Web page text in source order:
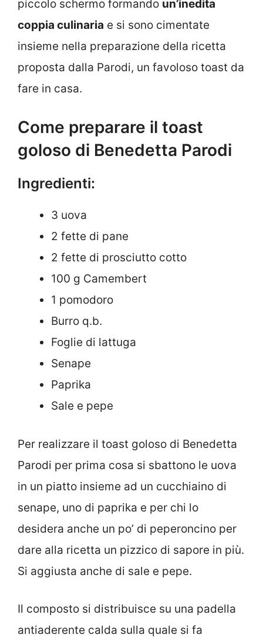
piccolo schermo formando un’inedita
coppia culinaria e si sono cimentate
insieme nella preparazione della ricetta
proposta dalla Parodi, un favoloso toast da
fare in casa.
Come preparare il toast
goloso di Benedetta Parodi
Ingredienti:
3 uova
2 fette di pane
2 fette di prosciutto cotto
100 g Camembert
1 pomodoro
Burro q.b.
Foglie di lattuga
Senape
Paprika
Sale e pepe
Per realizzare il toast goloso di Benedetta
Parodi per prima cosa si sbattono le uova
in un piatto insieme ad un cucchiaino di
senape, uno di paprika e per chi lo
desidera anche un po’ di peperoncino per
dare alla ricetta un pizzico di sapore in più.
Si aggiusta anche di sale e pepe.
Il composto si distribuisce su una padella
antiaderente calda sulla quale si fa